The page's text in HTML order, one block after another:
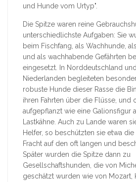
und Hunde vom Urtyp".
Die Spitze waren reine
unterschiedlichste Aufgaben: Sie
beim Fischfang, als Wachhunde,
und als wachhabende Gefährten
eingesetzt. In Norddeutschland
Niederlanden begleiteten
robuste Hunde dieser Rasse die
ihren Fahrten über die Flüsse, und
aufgepflanzt wie eine Galionsfigur
Lastkähne. Auch zu Lande waren
Helfer, so beschützten sie etwa
Fracht auf den oft langen und
Später wurden die Spitze dann zu
Gesellschaftshunden, die von
geschätzt wurden wie von Mozart,